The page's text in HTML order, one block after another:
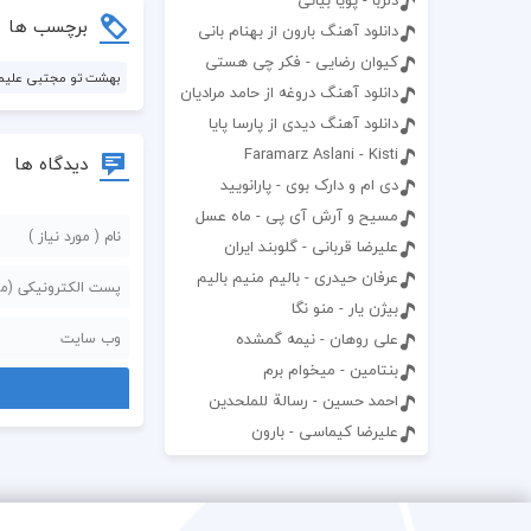
دانلود آهنگ بارون از بهنام بانی
کیوان رضایی - فکر چی هستی
دانلود آهنگ دروغه از حامد مرادیان
دانلود آهنگ دیدی از پارسا پایا
Faramarz Aslani - Kisti
دی ام و دارک بوی - پارانویید
مسیح و آرش آی پی - ماه عسل
علیرضا قربانی - گلوبند ایران
عرفان حیدری - بالیم منیم بالیم
بیژن یار - منو نگا
علی روهان - نیمه گمشده
بنتامین - میخوام برم
احمد حسین - رسالة للملحدين
عليرضا كيماسی - بارون
برچسب ها
بهشت تو مجتبی
دیدگاه ها